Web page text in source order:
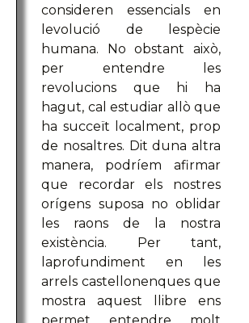
consideren essencials en
levolució de lespècie
humana. No obstant això,
per entendre les
revolucions que hi ha
hagut, cal estudiar allò que
ha succeït localment, prop
de nosaltres. Dit duna altra
manera, podríem afirmar
que recordar els nostres
orígens suposa no oblidar
les raons de la nostra
existència. Per tant,
laprofundiment en les
arrels castellonenques que
mostra aquest llibre ens